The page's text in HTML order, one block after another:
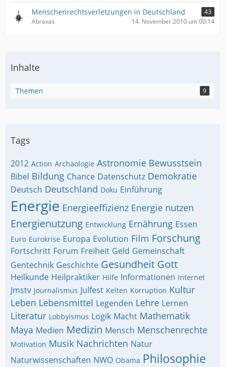
Menschenrechtsverletzungen in Deutschland
43
Abraxas
14. November 2010 um 00:14
Inhalte
Themen 9
Tags
2012 Action Archäologie Astronomie Bewusstsein
Bibel Bildung Chance Datenschutz Demokratie
Deutsch Deutschland Doku Einführung
Energie Energieeffizienz Energie nutzen
Energienutzung Entwicklung Ernährung Essen
Euro Eurokrise Europa Evolution Film Forschung
Fortschritt Forum Freiheit Geld Gemeinschaft
Gentechnik Geschichte Gesundheit Gott
Heilkunde Heilpraktiker Hilfe Informationen Internet
Jmstv Journalismus Julfest Kelten Korruption Kultur
Leben Lebensmittel Legenden Lehre Lernen
Literatur Lobbyismus Logik Macht Mathematik
Maya Medien Medizin Mensch Menschenrechte
Motivation Musik Nachrichten Natur
Naturwissenschaften NWO Obama Philosophie